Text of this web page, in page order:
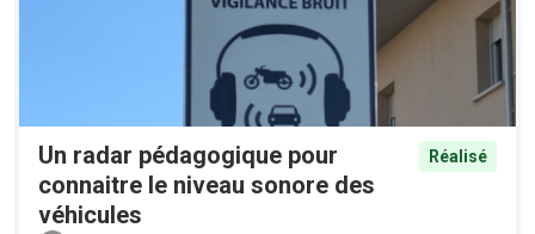
Un radar pédagogique pour
connaitre le niveau sonore des
véhicules
Réalisé